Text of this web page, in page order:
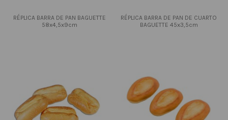
RÉPLICA BARRA DE PAN BAGUETTE
58x4,5x9cm
RÉPLICA BARRA DE PAN DE CUARTO
BAGUETTE 45x3,5cm